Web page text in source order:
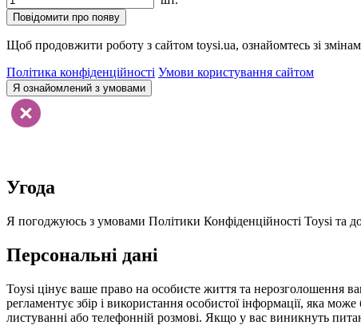
Повідомити про появу
Щоб продовжити роботу з сайтом toysi.ua, ознайомтесь зі
Політика конфіденційності Умови користування сайтом
Я ознайомлений з умовами
Угода
Я погоджуюсь з умовами Політики Конфіденційності Toysi та
Персональні дані
Toysi цінує ваше право на особисте життя та нерозголошення
регламентує збір і використання особистої інформації, яка
листуванні або телефонній розмові. Якщо у вас виникнуть